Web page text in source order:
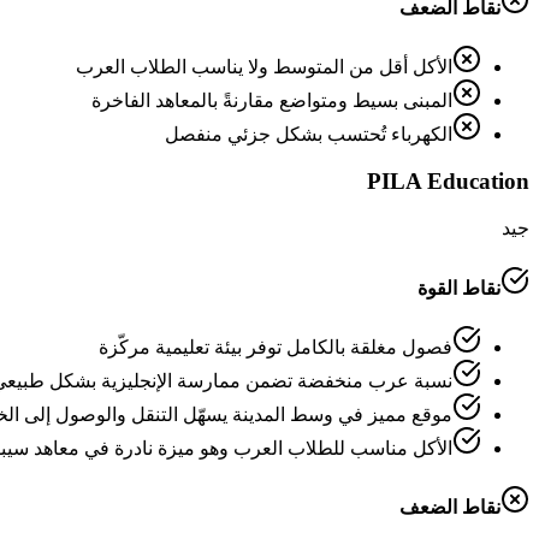
نقاط الضعف
الأكل أقل من المتوسط ولا يناسب الطلاب العرب
المبنى بسيط ومتواضع مقارنةً بالمعاهد الفاخرة
الكهرباء تُحتسب بشكل جزئي منفصل
PILA Education
جيد
نقاط القوة
فصول مغلقة بالكامل توفر بيئة تعليمية مركّزة
نسبة عرب منخفضة تضمن ممارسة الإنجليزية بشكل
موقع مميز في وسط المدينة يسهّل التنقل والوصول إلى
الأكل مناسب للطلاب العرب وهو ميزة نادرة في معاهد
نقاط الضعف